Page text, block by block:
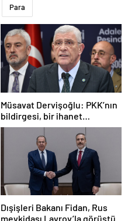
Para
Müsavat Dervişoğlu: PKK’nın
bildirgesi, bir ihanet
açıklamasıdır
Dışişleri Bakanı Fidan, Rus
mevkidaşı Lavrov’la görüştü